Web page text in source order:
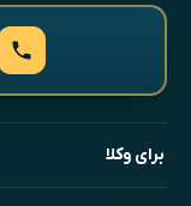
برای وکلا